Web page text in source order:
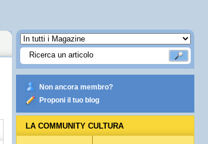
Non ancora membro?
Proponi il tuo blog
LA COMMUNITY CULTURA